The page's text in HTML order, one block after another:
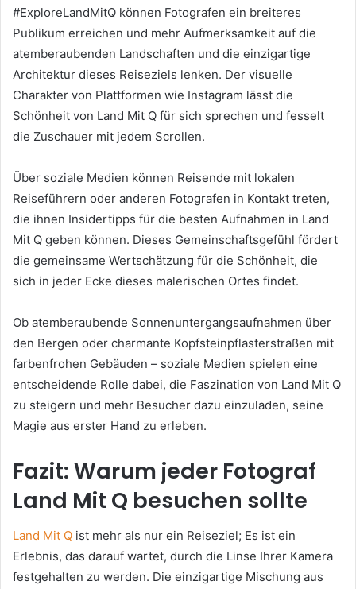
#ExploreLandMitQ können Fotografen ein breiteres
Publikum erreichen und mehr Aufmerksamkeit auf die
atemberaubenden Landschaften und die einzigartige
Architektur dieses Reiseziels lenken. Der visuelle
Charakter von Plattformen wie Instagram lässt die
Schönheit von Land Mit Q für sich sprechen und fesselt
die Zuschauer mit jedem Scrollen.
Über soziale Medien können Reisende mit lokalen
Reiseführern oder anderen Fotografen in Kontakt treten,
die ihnen Insidertipps für die besten Aufnahmen in Land
Mit Q geben können. Dieses Gemeinschaftsgefühl fördert
die gemeinsame Wertschätzung für die Schönheit, die
sich in jeder Ecke dieses malerischen Ortes findet.
Ob atemberaubende Sonnenuntergangsaufnahmen über
den Bergen oder charmante Kopfsteinpflasterstraßen mit
farbenfrohen Gebäuden – soziale Medien spielen eine
entscheidende Rolle dabei, die Faszination von Land Mit Q
zu steigern und mehr Besucher dazu einzuladen, seine
Magie aus erster Hand zu erleben.
Fazit: Warum jeder Fotograf
Land Mit Q besuchen sollte
Land Mit Q ist mehr als nur ein Reiseziel; Es ist ein
Erlebnis, das darauf wartet, durch die Linse Ihrer Kamera
festgehalten zu werden. Die einzigartige Mischung aus